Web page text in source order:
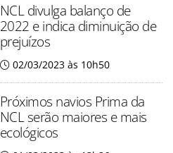
NCL divulga balanço de
2022 e indica diminuição de
prejuízos
02/03/2023 às 10h50
Próximos navios Prima da
NCL serão maiores e mais
ecológicos